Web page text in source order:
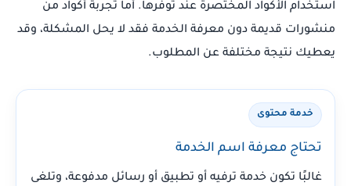
استخدام الأكواد المختصرة عند توفرها. أما تجربة أكواد من
منشورات قديمة دون معرفة الخدمة فقد لا يحل المشكلة، وقد
يعطيك نتيجة مختلفة عن المطلوب.
خدمة محتوى
تحتاج معرفة اسم الخدمة
غالبًا تكون خدمة ترفيه أو تطبيق أو رسائل مدفوعة، وتلغى